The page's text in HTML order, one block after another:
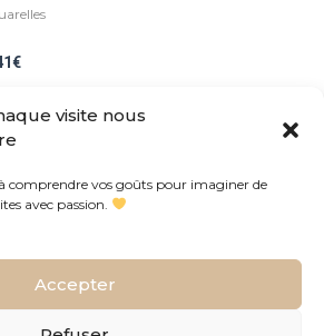
visite nous
comprendre vos goûts pour imaginer de
avec passion.
Accepter
€
de Vente
Politique de confidentialités
Contact